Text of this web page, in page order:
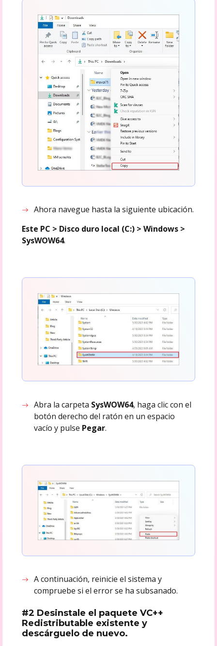
Ahora navegue hasta la siguiente ubicación.
Este PC > Disco duro local (C:) > Windows >
SysWOW64.
Abra la carpeta SysWOW64, haga clic con el
botón derecho del ratón en un espacio
vacío y pulse Pegar.
A continuación, reinicie el sistema y
compruebe si el error se ha subsanado.
#2 Desinstale el paquete VC++
Redistributable existente y
descárguelo de nuevo.